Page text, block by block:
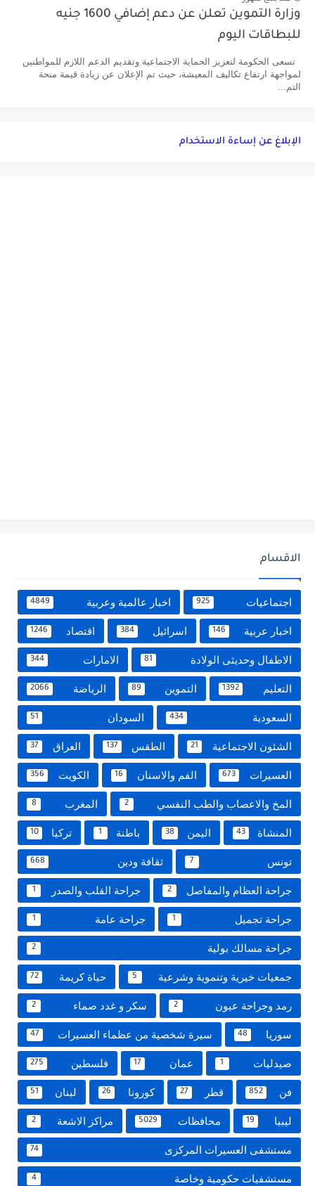
وزارة التموين تعلن عن دعم إضافي 1600 جنيه
للبطاقات اليوم
تسعى الحكومة لتعزيز الحماية الاجتماعية وتقديم الدعم اللازم للمواطنين
لمواجهة ارتفاع تكاليف المعيشة، حيث تم الإعلان عن زيادة قيمة منحة
التم...
الإبلاغ عن إساءة الاستخدام
الاقسام
اجتماعيات 925 اخبار عالمية وعربية 4849
اخبار عربية 146 اسرائيل 384 اقتصاد 1246
الاطفال وحديثى الولادة 81 الامارات 344
التعليم 1392 التموين 89 الرياضة 2066
السعودية 434 السودان 51
الشئون الاجتماعية 21 الطقس 137 العراق 37
العسيرات 673 الفم والاسنان 16 الكويت 356
المخ والاعصاب والطب النفسي 2 المغرب 8
المنشاة 43 اليمن 38 باطنة 1 تركيا 10
تونس 7 ثقافة ودين 668
جراحة العظام والمفاصل 2 جراحة القلب والصدر 1
جراحة تجميل 1 جراحة عامة 1
جراحة مسالك بولية 2
جمعيات خيرية وتنموية وشرعية 5 حياة كريمة 72
رمد وجراحة عيون 2 سكر و غدد صماء 2
سوريا 48 سيرة شخصية من عظماء العسيرات 47
صيدليات 1 عمان 17 فلسطين 275
فن 852 قطر 27 كورونا 26 لبنان 51
ليبيا 19 محافظات 5029 مراكز الاشعة 2
مستشفى العسيرات المركزى 74
مستشفيات حكومية وخاصة 4